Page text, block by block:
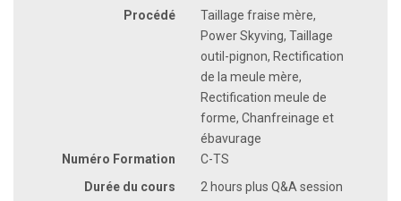
Procédé
Taillage fraise mère,
Power Skyving, Taillage
outil-pignon, Rectification
de la meule mère,
Rectification meule de
forme, Chanfreinage et
ébavurage
Numéro Formation
C-TS
Durée du cours
2 hours plus Q&A session